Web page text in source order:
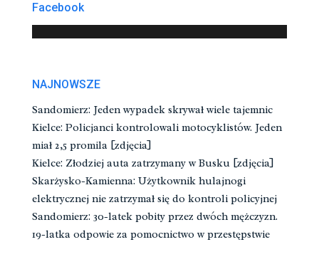
Facebook
NAJNOWSZE
Sandomierz: Jeden wypadek skrywał wiele tajemnic
Kielce: Policjanci kontrolowali motocyklistów. Jeden
miał 2,5 promila [zdjęcia]
Kielce: Złodziej auta zatrzymany w Busku [zdjęcia]
Skarżysko-Kamienna: Użytkownik hulajnogi
elektrycznej nie zatrzymał się do kontroli policyjnej
Sandomierz: 30-latek pobity przez dwóch mężczyzn.
19-latka odpowie za pomocnictwo w przestępstwie